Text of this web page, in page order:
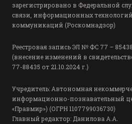
зарегистрировано в Федеральной
связи, информационных
коммуникаций (Роскомнадзор)
Реестровая запись ЭЛ № ФС 77 – 85438
(внесение изменений в
77-88435 от 21.10.2024 г.)
Учредитель: Автономная
информационно-познавательный
«Правмир») (ОГРН 1107799036730)
Главный редактор: Данилова А.А.